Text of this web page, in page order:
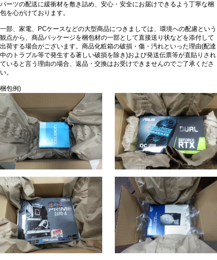
パーツの配送に緩衝材を敷き詰め、安心・安全にお届けできるよう丁寧な梱
包を心がけております。
一部、家電、PCケースなどの大型商品につきましては、環境への配慮という
観点から、商品パッケージを梱包材の一部として直接送り状などを添付して
出荷する場合がございます。商品化粧箱の破損・傷・汚れといった理由(配達
中のトラブル等で発生する著しい破損を除き)および発送伝票等が直貼りされ
ていると言う理由の場合、返品・交換はお受けできませんのでご了承くださ
い。
梱包例)